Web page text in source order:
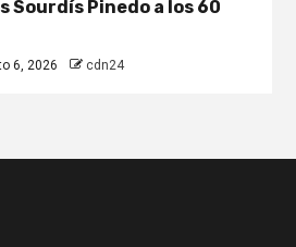
Sourdís Pinedo a los 60
6, 2026 cdn24